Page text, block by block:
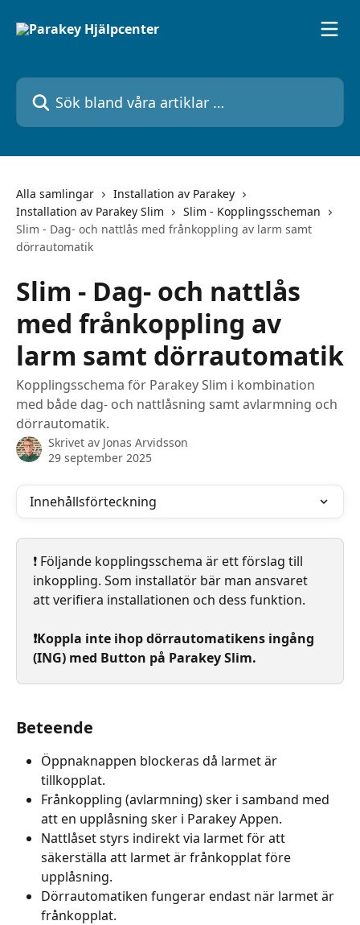
Sök bland våra artiklar …
Alla samlingar
Installation av Parakey
Installation av Parakey Slim
Slim - Kopplingsscheman
Slim - Dag- och nattlås med frånkoppling av larm samt
dörrautomatik
Slim - Dag- och nattlås
med frånkoppling av
larm samt dörrautomatik
Kopplingsschema för Parakey Slim i kombination
med både dag- och nattlåsning samt avlarmning och
dörrautomatik.
Skrivet av Jonas Arvidsson
29 september 2025
Innehållsförteckning
❗️ Följande kopplingsschema är ett förslag till
inkoppling. Som installatör bär man ansvaret
att verifiera installationen och dess funktion.
❗️Koppla inte ihop dörrautomatikens ingång
(ING) med Button på Parakey Slim.
Beteende
Öppnaknappen blockeras då larmet är
tillkopplat.
Frånkoppling (avlarmning) sker i samband med
att en upplåsning sker i Parakey Appen.
Nattlåset styrs indirekt via larmet för att
säkerställa att larmet är frånkopplat före
upplåsning.
Dörrautomatiken fungerar endast när larmet är
frånkopplat.